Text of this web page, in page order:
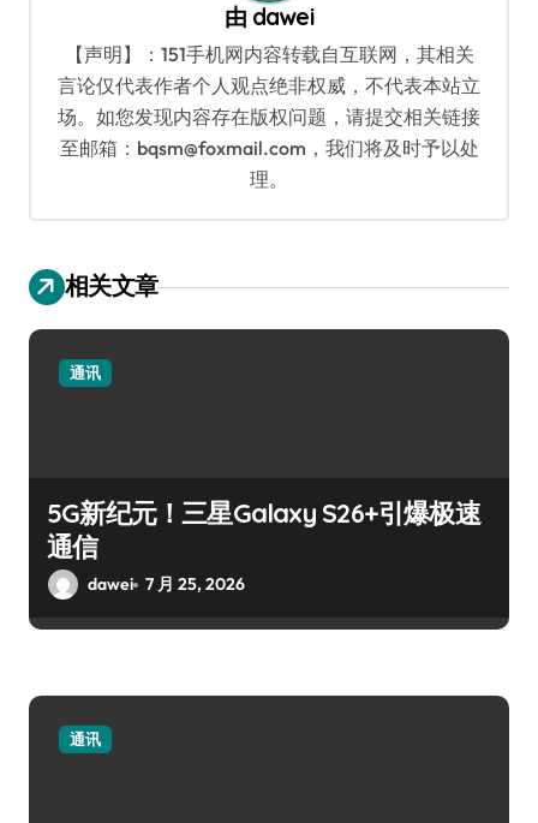
由 dawei
【声明】：151手机网内容转载自互联网，其相关
言论仅代表作者个人观点绝非权威，不代表本站立
场。如您发现内容存在版权问题，请提交相关链接
至邮箱：bqsm@foxmail.com，我们将及时予以处
理。
相关文章
通讯
5G新纪元！三星Galaxy S26+引爆极速
通信
dawei 7 月 25, 2026
通讯